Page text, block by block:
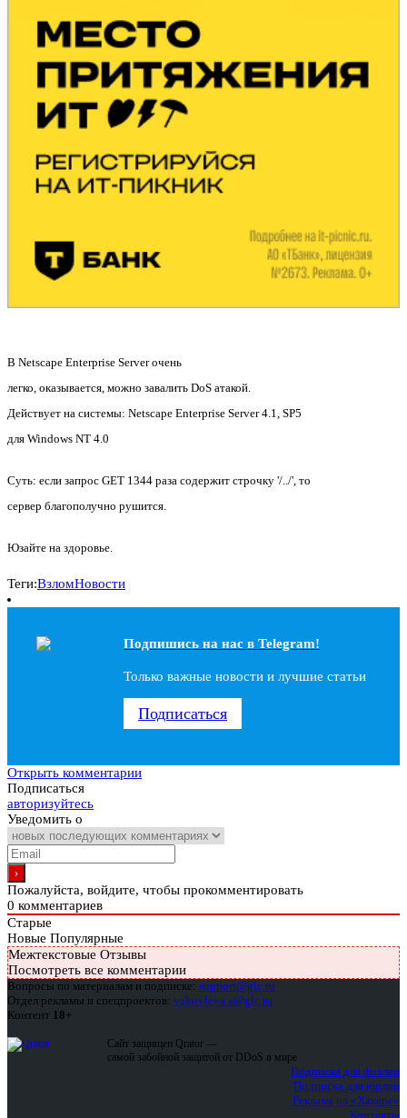
В Netscape Enterprise Server очень
легко, оказывается, можно завалить DoS атакой.
Действует на системы: Netscape Enterprise Server 4.1, SP5
для Windows NT 4.0
Суть: если запрос GET 1344 раза содержит строчку '/../', то
сервер благополучно рушится.
Юзайте на здоровье.
Теги:ВзломНовости
Подпишись на наc в Telegram!
Только важные новости и лучшие статьи
Подписаться
Открыть комментарии
Подписаться
авторизуйтесь
Уведомить о
Пожалуйста, войдите, чтобы прокомментировать
0 комментариев
Старые
Новые Популярные
Межтекстовые Отзывы
Посмотреть все комментарии
Вопросы по материалам и подписке: support@glc.ru
Отдел рекламы и спецпроектов: yakovleva.a@glc.ru
Контент 18+
Сайт защищен Qrator —
самой забойной защитой от DDoS в мире
Подписка для физлиц
Подписка для юрлиц
Реклама на «Хакере»
Контакты